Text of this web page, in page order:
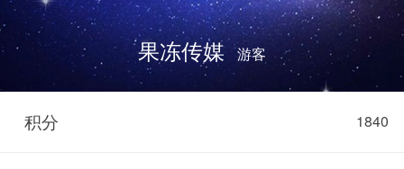
果冻传媒 游客
1840
积分